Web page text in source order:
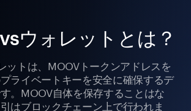
ウォレットとは？
ットは、MOOVトークンアドレスを
ライベートキーを安全に確保するデ
。MOOV自体を保存することはな
はブロックチェーン上で行われま